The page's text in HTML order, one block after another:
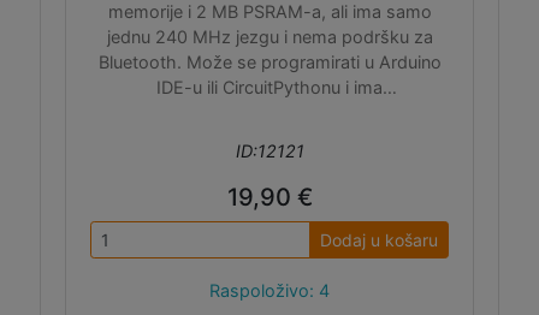
memorije i 2 MB PSRAM-a, ali ima samo
jednu 240 MHz jezgu i nema podršku za
Bluetooth. Može se programirati u Arduino
IDE-u ili CircuitPythonu i ima
ID:12121
19,90 €
Dodaj u košaru
Raspoloživo: 4